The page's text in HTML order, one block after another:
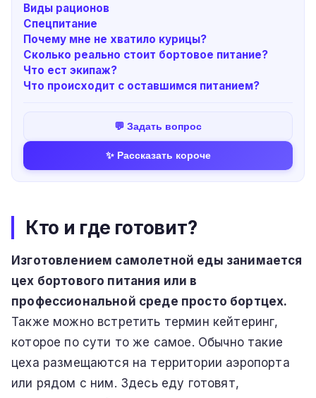
Виды рационов
Спецпитание
Почему мне не хватило курицы?
Сколько реально стоит бортовое питание?
Что ест экипаж?
Что происходит с оставшимся питанием?
💬 Задать вопрос
✨ Рассказать короче
Кто и где готовит?
Изготовлением самолетной еды занимается
цех бортового питания или в
профессиональной среде просто бортцех.
Также можно встретить термин кейтеринг,
которое по сути то же самое. Обычно такие
цеха размещаются на территории аэропорта
или рядом с ним. Здесь еду готовят,